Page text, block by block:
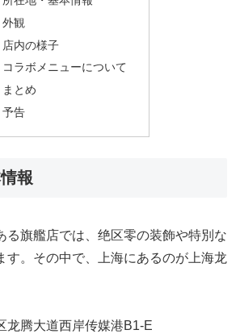
外観
店内の様子
コラボメニューについて
まとめ
予告
報
る旗艦店では、绝区零の装飾や特別な
す。その中で、上海にあるのが上海龙
龙腾大道西岸传媒港B1-E